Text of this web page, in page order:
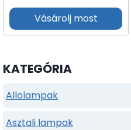
Vásárolj most
KATEGÓRIA
Allolampak
Asztali lampak